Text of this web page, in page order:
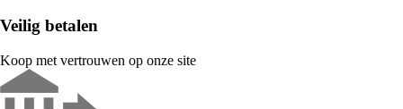
Veilig betalen
Koop met vertrouwen op onze site